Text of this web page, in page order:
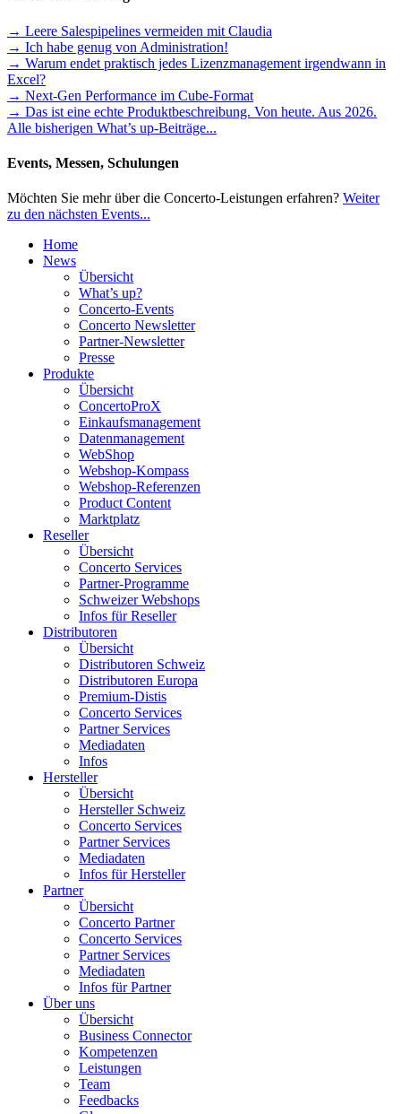
→ Leere Salespipelines vermeiden mit Claudia
→ Ich habe genug von Administration!
→ Warum endet praktisch jedes Lizenzmanagement irgendwann in
Excel?
→ Next-Gen Performance im Cube-Format
→ Das ist eine echte Produktbeschreibung. Von heute. Aus 2026.
Alle bisherigen What’s up-Beiträge...
Events, Messen, Schulungen
Möchten Sie mehr über die Concerto-Leistungen erfahren? Weiter
zu den nächsten Events...
Home
News
Übersicht
What’s up?
Concerto-Events
Concerto Newsletter
Partner-Newsletter
Presse
Produkte
Übersicht
ConcertoProX
Einkaufsmanagement
Datenmanagement
WebShop
Webshop-Kompass
Webshop-Referenzen
Product Content
Marktplatz
Reseller
Übersicht
Concerto Services
Partner-Programme
Schweizer Webshops
Infos für Reseller
Distributoren
Übersicht
Distributoren Schweiz
Distributoren Europa
Premium-Distis
Concerto Services
Partner Services
Mediadaten
Infos
Hersteller
Übersicht
Hersteller Schweiz
Concerto Services
Partner Services
Mediadaten
Infos für Hersteller
Partner
Übersicht
Concerto Partner
Concerto Services
Partner Services
Mediadaten
Infos für Partner
Über uns
Übersicht
Business Connector
Kompetenzen
Leistungen
Team
Feedbacks